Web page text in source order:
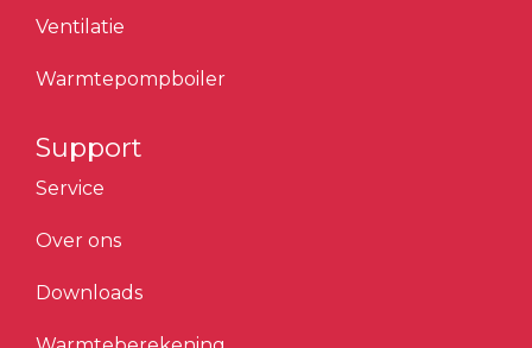
Ventilatie
Warmtepompboiler
Support
Service
Over ons
Downloads